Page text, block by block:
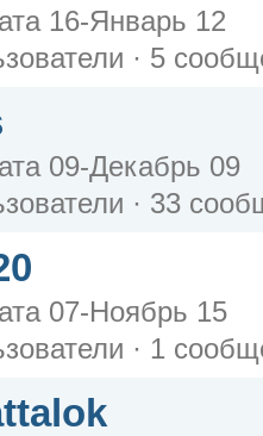
16-Январь 12
· 5
09-Декабрь 09
· 33
07-Ноябрь 15
· 1